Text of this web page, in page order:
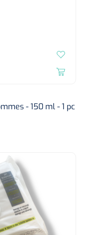
- 150 ml - 1 pc